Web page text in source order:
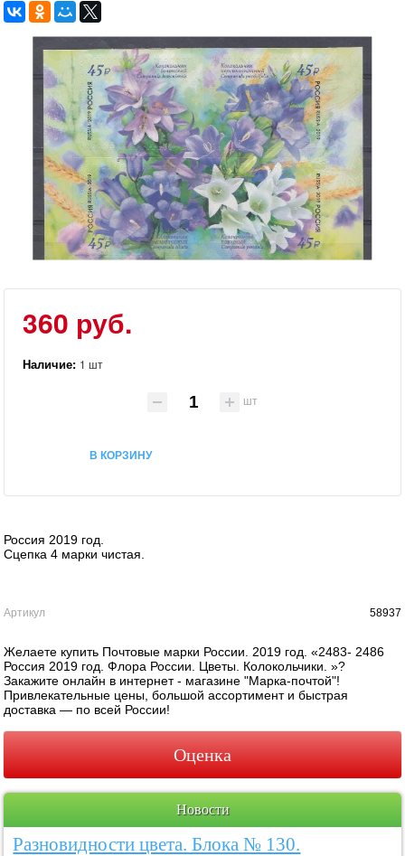
360 руб.
Наличие: 1 шт
шт
В КОРЗИНУ
Россия 2019 год.
Сцепка 4 марки чистая.
Артикул 58937
Желаете купить Почтовые марки России. 2019 год. «2483- 2486
Россия 2019 год. Флора России. Цветы. Колокольчики. »?
Закажите онлайн в интернет - магазине "Марка-почтой"!
Привлекательные цены, большой ассортимент и быстрая
доставка — по всей России!
Оценка
Новости
Разновидности цвета. Блока № 130.